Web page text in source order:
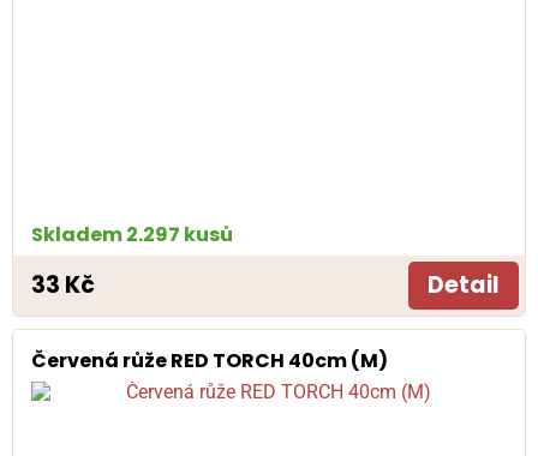
Skladem 2.297 kusů
33 Kč Detail
Červená růže RED TORCH 40cm (M)